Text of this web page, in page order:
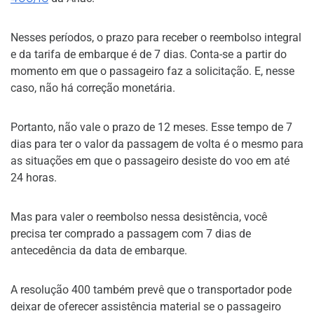
Nesses períodos, o prazo para receber o reembolso integral
e da tarifa de embarque é de 7 dias. Conta-se a partir do
momento em que o passageiro faz a solicitação. E, nesse
caso, não há correção monetária.
Portanto, não vale o prazo de 12 meses. Esse tempo de 7
dias para ter o valor da passagem de volta é o mesmo para
as situações em que o passageiro desiste do voo em até
24 horas.
Mas para valer o reembolso nessa desistência, você
precisa ter comprado a passagem com 7 dias de
antecedência da data de embarque.
A resolução 400 também prevê que o transportador pode
deixar de oferecer assistência material se o passageiro